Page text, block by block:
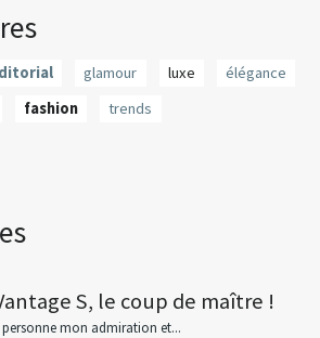
glamour luxe
élégance
fashion trends
S, le coup de maître !
personne mon admiration et...